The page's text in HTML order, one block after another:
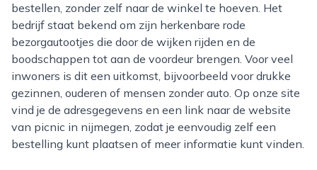
bestellen, zonder zelf naar de winkel te hoeven. Het
bedrijf staat bekend om zijn herkenbare rode
bezorgautootjes die door de wijken rijden en de
boodschappen tot aan de voordeur brengen. Voor veel
inwoners is dit een uitkomst, bijvoorbeeld voor drukke
gezinnen, ouderen of mensen zonder auto. Op onze site
vind je de adresgegevens en een link naar de website
van picnic in nijmegen, zodat je eenvoudig zelf een
bestelling kunt plaatsen of meer informatie kunt vinden.